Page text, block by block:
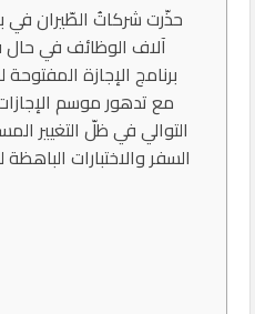
حذّرت شركاتُ الطّيران في
آلاف الوظائف في
برنامج الإجازة
مع تدهور موسم
التوالي في ظلّ التغيير
السفر والاختبارات